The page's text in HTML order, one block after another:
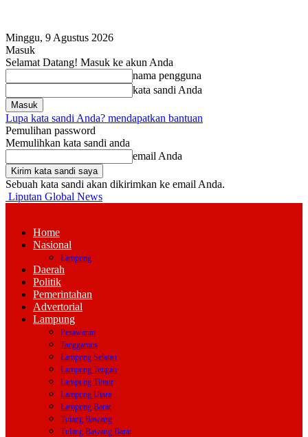
Minggu, 9 Agustus 2026
Masuk
Selamat Datang! Masuk ke akun Anda
nama pengguna
kata sandi Anda
Lupa kata sandi Anda? mendapatkan bantuan
Pemulihan password
Memulihkan kata sandi anda
email Anda
Sebuah kata sandi akan dikirimkan ke email Anda.
Liputan Global News
Home
Nasional
Lampung
Daerah
Politik
Pemerintahan
Advertorial
Lampung
Pesawaran
Tanggamus
Lampung Selatan
Lampung Tengah
Lampung Timur
Lampung Utara
Lampung Barat
Tulang Bawang
Tulang Bawang Barat